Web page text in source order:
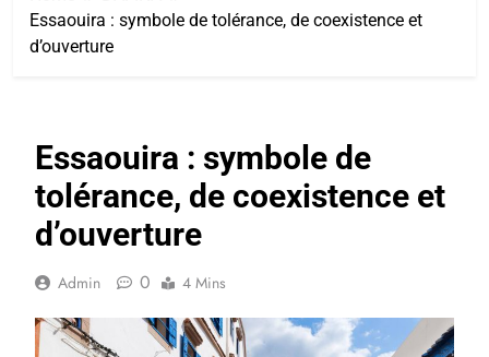
Essaouira : symbole de tolérance, de coexistence et
d’ouverture
Essaouira : symbole de
tolérance, de coexistence et
d’ouverture
Admin 0 4 Mins